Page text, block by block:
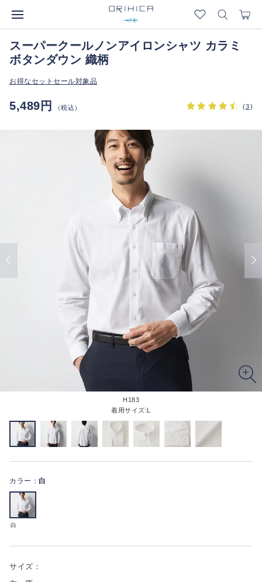
スーパークールノンアイロンシャツ カラミ
ボタンダウン 織柄
お得なセットセール対象品
5,489円 （税込） (3)
H183
着用サイズ:L
カラー： 白
白
サイズ：